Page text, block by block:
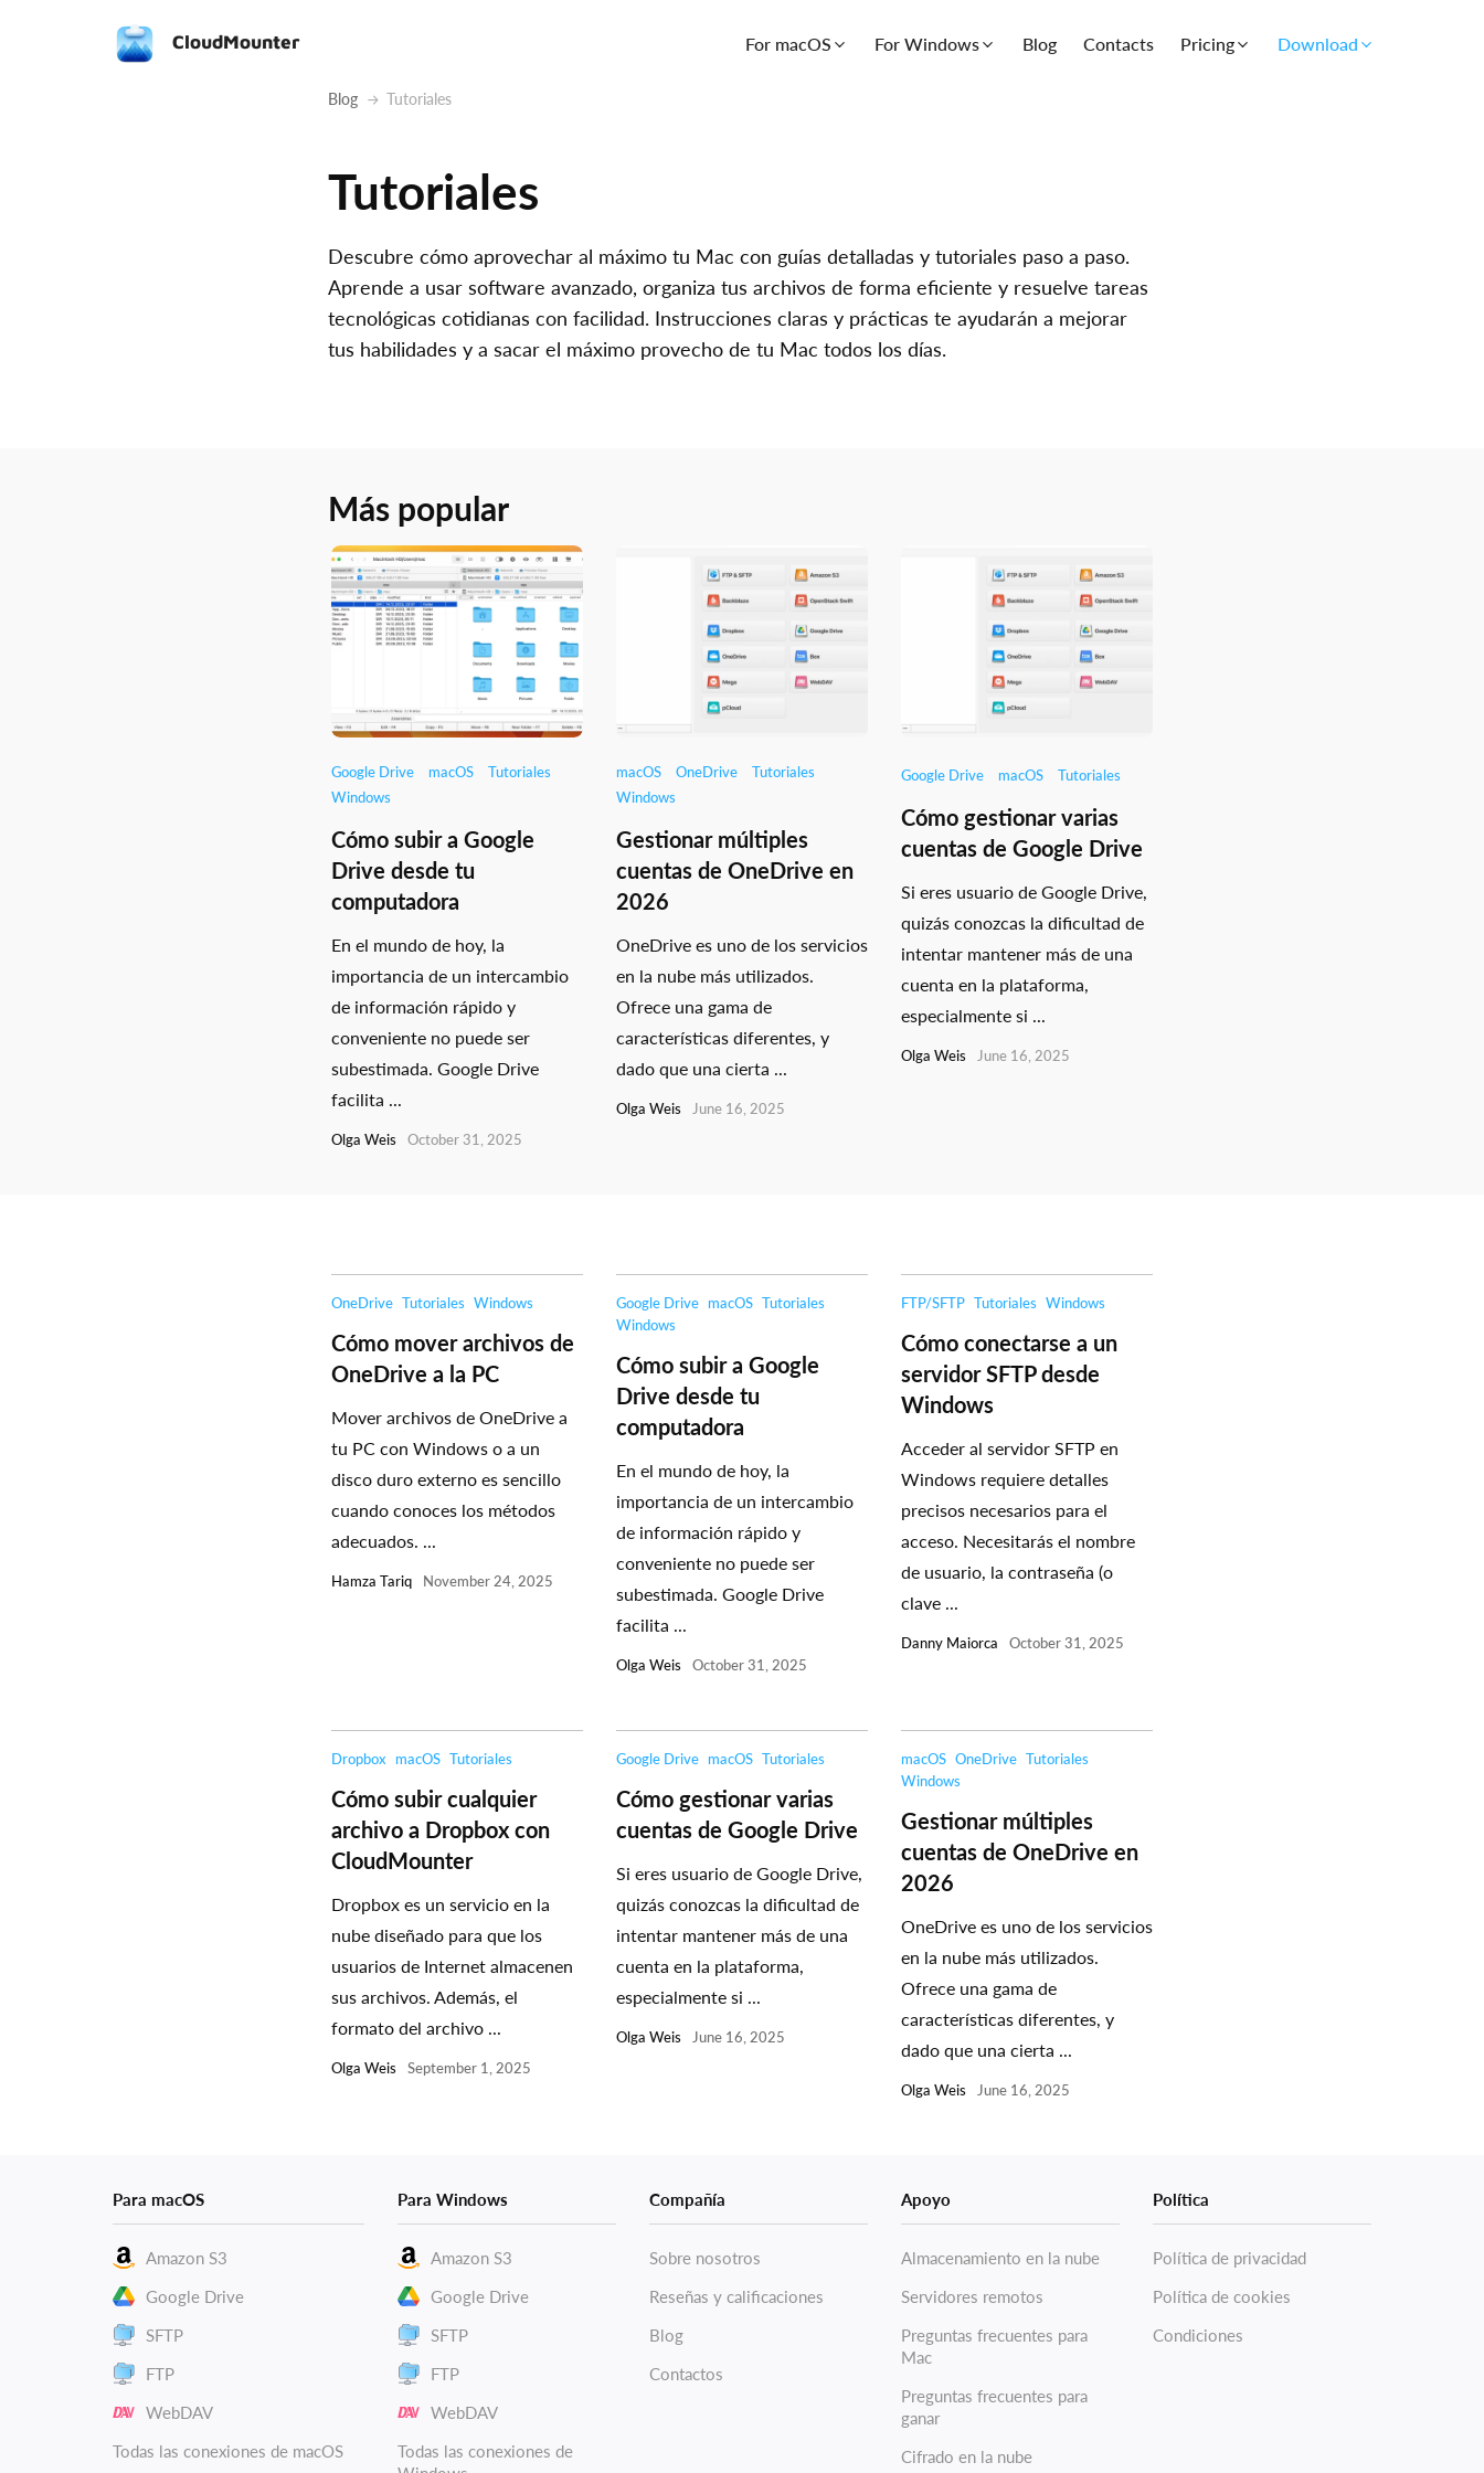
CloudMounter For macOS For Windows Blog Contacts Pricing Download
Blog Tutoriales
Tutoriales
Descubre cómo aprovechar al máximo tu Mac con guías detalladas y tutoriales paso a paso.
Aprende a usar software avanzado, organiza tus archivos de forma eficiente y resuelve tareas
tecnológicas cotidianas con facilidad. Instrucciones claras y prácticas te ayudarán a mejorar
tus habilidades y a sacar el máximo provecho de tu Mac todos los días.
Más popular
Google Drive macOS
Tutoriales
Windows
Cómo subir a Google
Drive desde tu
computadora
En el mundo de hoy, la
importancia de un intercambio
de información rápido y
conveniente no puede ser
subestimada. Google Drive
facilita ...
Olga Weis October 31, 2025
macOS OneDrive
Tutoriales
Windows
Gestionar múltiples
cuentas de OneDrive en
2026
OneDrive es uno de los servicios
en la nube más utilizados.
Ofrece una gama de
características diferentes, y
dado que una cierta ...
Olga Weis June 16, 2025
Google Drive macOS Tutoriales
Cómo gestionar varias
cuentas de Google Drive
Si eres usuario de Google Drive,
quizás conozcas la dificultad de
intentar mantener más de una
cuenta en la plataforma,
especialmente si ...
Olga Weis June 16, 2025
OneDrive Tutoriales Windows
Cómo mover archivos de
OneDrive a la PC
Mover archivos de OneDrive a
tu PC con Windows o a un
disco duro externo es sencillo
cuando conoces los métodos
adecuados. ...
Hamza Tariq November 24, 2025
Google Drive macOS Tutoriales
Windows
Cómo subir a Google
Drive desde tu
computadora
En el mundo de hoy, la
importancia de un intercambio
de información rápido y
conveniente no puede ser
subestimada. Google Drive
facilita ...
Olga Weis October 31, 2025
FTP/SFTP Tutoriales Windows
Cómo conectarse a un
servidor SFTP desde
Windows
Acceder al servidor SFTP en
Windows requiere detalles
precisos necesarios para el
acceso. Necesitarás el nombre
de usuario, la contraseña (o
clave ...
Danny Maiorca October 31, 2025
Dropbox macOS Tutoriales
Cómo subir cualquier
archivo a Dropbox con
CloudMounter
Dropbox es un servicio en la
nube diseñado para que los
usuarios de Internet almacenen
sus archivos. Además, el
formato del archivo ...
Olga Weis September 1, 2025
Google Drive macOS Tutoriales
Cómo gestionar varias
cuentas de Google Drive
Si eres usuario de Google Drive,
quizás conozcas la dificultad de
intentar mantener más de una
cuenta en la plataforma,
especialmente si ...
Olga Weis June 16, 2025
macOS OneDrive Tutoriales
Windows
Gestionar múltiples
cuentas de OneDrive en
2026
OneDrive es uno de los servicios
en la nube más utilizados.
Ofrece una gama de
características diferentes, y
dado que una cierta ...
Olga Weis June 16, 2025
Para macOS
Amazon S3
Google Drive
SFTP
FTP
WebDAV
Todas las conexiones de macOS
Para Windows
Amazon S3
Google Drive
SFTP
FTP
WebDAV
Todas las conexiones de
Compañía
Sobre nosotros
Reseñas y calificaciones
Blog
Contactos
Apoyo
Almacenamiento en la nube
Servidores remotos
Preguntas frecuentes para
Mac
Preguntas frecuentes para
ganar
Cifrado en la nube
Política
Política de privacidad
Política de cookies
Condiciones